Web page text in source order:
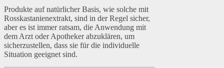
Produkte auf natürlicher Basis, wie solche mit
Rosskastanienextrakt, sind in der Regel sicher,
aber es ist immer ratsam, die Anwendung mit
dem Arzt oder Apotheker abzuklären, um
sicherzustellen, dass sie für die individuelle
Situation geeignet sind.